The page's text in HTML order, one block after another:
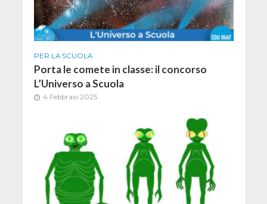
PER LA SCUOLA
Porta le comete in classe: il concorso
L’Universo a Scuola
4 Febbraio 2025